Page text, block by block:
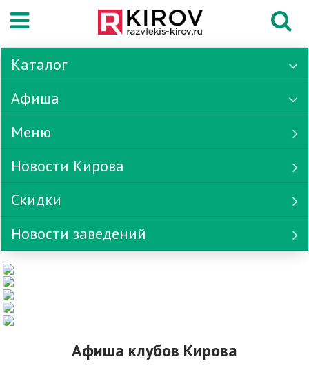
Каталог
Афиша
Меню
Новости Кирова
Скидки
Новости заведений
Афиша клубов Кирова